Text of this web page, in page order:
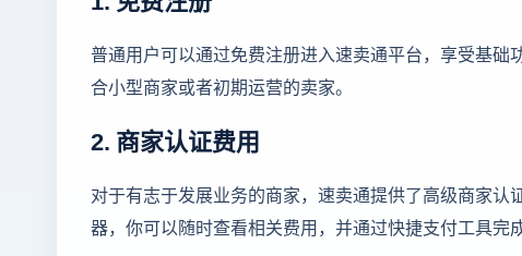
普通用户可以通过免费注册进入速卖通平台，享受基
合小型商家或者初期运营的卖家。
2. 商家认证费用
对于有志于发展业务的商家，速卖通提供了高级商家
器，你可以随时查看相关费用，并通过快捷支付工具完